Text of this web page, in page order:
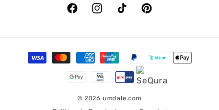
FacebookInstagramTikTok Pinterest
Formas
de
© 2026 umdale.com